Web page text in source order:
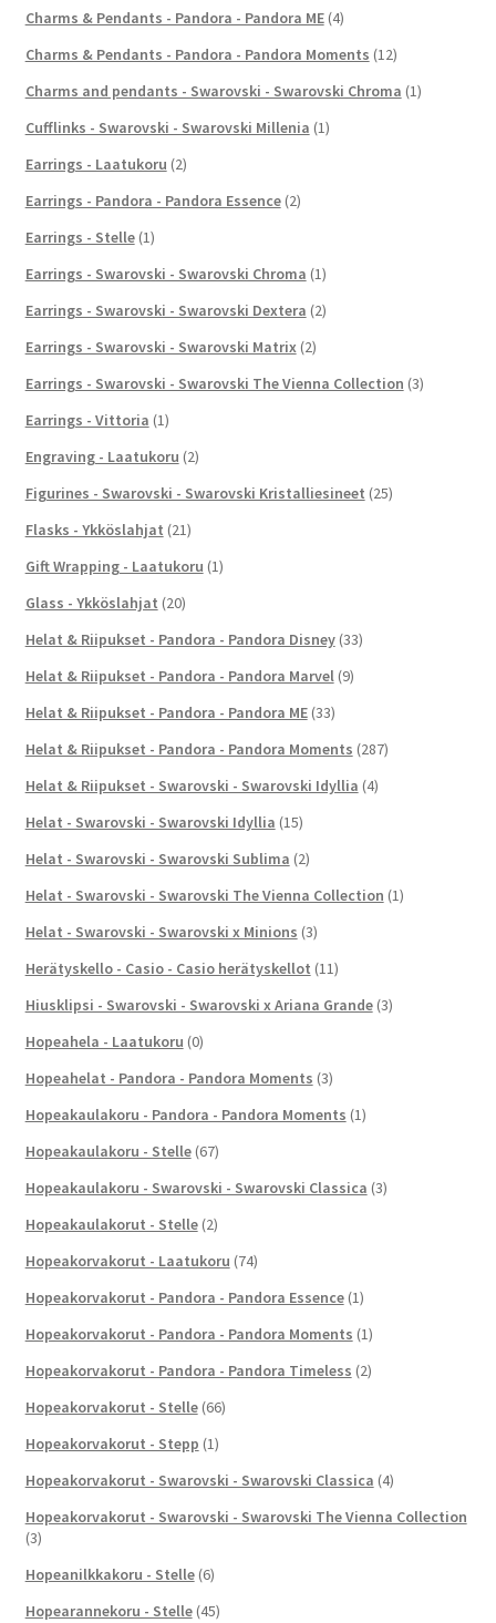
Charms & Pendants - Pandora - Pandora ME (4)
Charms & Pendants - Pandora - Pandora Moments (12)
Charms and pendants - Swarovski - Swarovski Chroma (1)
Cufflinks - Swarovski - Swarovski Millenia (1)
Earrings - Laatukoru (2)
Earrings - Pandora - Pandora Essence (2)
Earrings - Stelle (1)
Earrings - Swarovski - Swarovski Chroma (1)
Earrings - Swarovski - Swarovski Dextera (2)
Earrings - Swarovski - Swarovski Matrix (2)
Earrings - Swarovski - Swarovski The Vienna Collection (3)
Earrings - Vittoria (1)
Engraving - Laatukoru (2)
Figurines - Swarovski - Swarovski Kristalliesineet (25)
Flasks - Ykköslahjat (21)
Gift Wrapping - Laatukoru (1)
Glass - Ykköslahjat (20)
Helat & Riipukset - Pandora - Pandora Disney (33)
Helat & Riipukset - Pandora - Pandora Marvel (9)
Helat & Riipukset - Pandora - Pandora ME (33)
Helat & Riipukset - Pandora - Pandora Moments (287)
Helat & Riipukset - Swarovski - Swarovski Idyllia (4)
Helat - Swarovski - Swarovski Idyllia (15)
Helat - Swarovski - Swarovski Sublima (2)
Helat - Swarovski - Swarovski The Vienna Collection (1)
Helat - Swarovski - Swarovski x Minions (3)
Herätyskello - Casio - Casio herätyskellot (11)
Hiusklipsi - Swarovski - Swarovski x Ariana Grande (3)
Hopeahela - Laatukoru (0)
Hopeahelat - Pandora - Pandora Moments (3)
Hopeakaulakoru - Pandora - Pandora Moments (1)
Hopeakaulakoru - Stelle (67)
Hopeakaulakoru - Swarovski - Swarovski Classica (3)
Hopeakaulakorut - Stelle (2)
Hopeakorvakorut - Laatukoru (74)
Hopeakorvakorut - Pandora - Pandora Essence (1)
Hopeakorvakorut - Pandora - Pandora Moments (1)
Hopeakorvakorut - Pandora - Pandora Timeless (2)
Hopeakorvakorut - Stelle (66)
Hopeakorvakorut - Stepp (1)
Hopeakorvakorut - Swarovski - Swarovski Classica (4)
Hopeakorvakorut - Swarovski - Swarovski The Vienna Collection
(3)
Hopeanilkkakoru - Stelle (6)
Hopearannekoru - Stelle (45)